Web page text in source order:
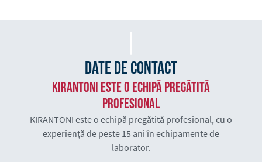
Date de contact
KIRANTONI este o echipă pregătită
profesional
KIRANTONI este o echipă pregătită profesional, cu o
experiență de peste 15 ani în echipamente de
laborator.